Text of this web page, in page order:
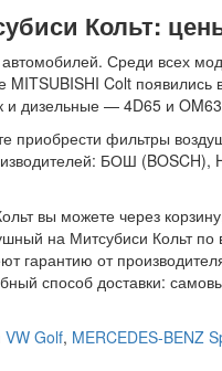
Кольт:
Среди всех
MITSUBISHI Colt
дизельные — 4D65 и
приобрести фильтры
БОШ
вы можете через
на Митсубиси Кольт
гарантию от
способ доставки:
VW Golf, MERCEDES-BENZ